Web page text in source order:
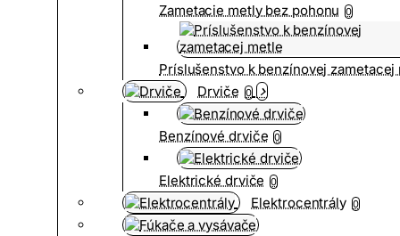
Zametacie metly bez pohonu 0
Príslušenstvo k benzínovej zametacej
Drviče 0
Benzínové drviče 0
Elektrické drviče 0
Elektrocentrály 0